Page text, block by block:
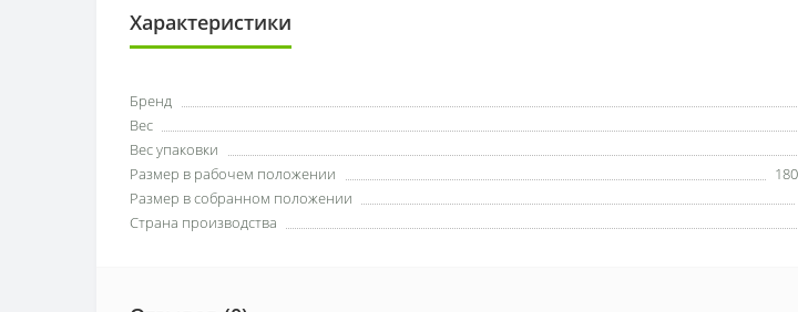
Характеристики
Бренд
Вес
Вес упаковки
Размер в рабочем положении
Размер в собранном положении
Страна производства